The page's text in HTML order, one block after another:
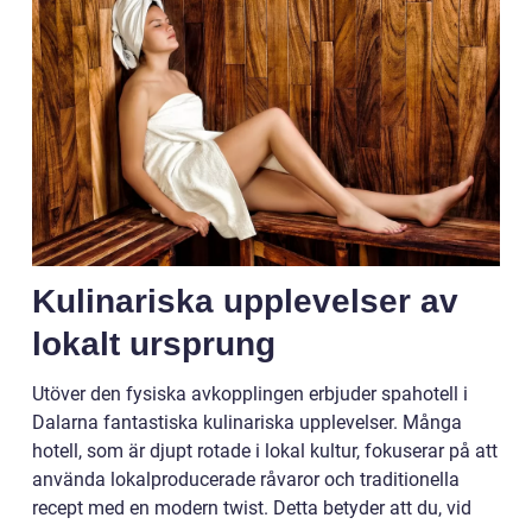
Kulinariska upplevelser av
lokalt ursprung
Utöver den fysiska avkopplingen erbjuder spahotell i
Dalarna fantastiska kulinariska upplevelser. Många
hotell, som är djupt rotade i lokal kultur, fokuserar på att
använda lokalproducerade råvaror och traditionella
recept med en modern twist. Detta betyder att du, vid